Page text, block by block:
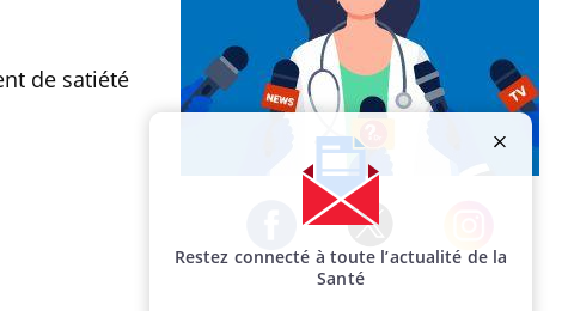
de satiété
Facebook Twitter Instagram
Restez connecté à toute l’actualité de la
Santé